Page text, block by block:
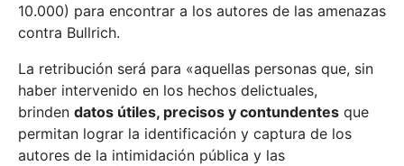
10.000) para encontrar a los autores de las amenazas
contra Bullrich.
La retribución será para «aquellas personas que, sin
haber intervenido en los hechos delictuales,
brinden datos útiles, precisos y contundentes que
permitan lograr la identificación y captura de los
autores de la intimidación pública y las